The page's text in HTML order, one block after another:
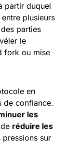
partir duquel
plusieurs
parties
le
fork ou mise
en
de confiance.
les
réduire les
pressions sur